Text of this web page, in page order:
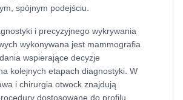
spójnym podejściu.
i precyzyjnego wykrywania
wykonywana jest mammografia
wspierające decyzje
kolejnych etapach diagnostyki. W
i chirurgia otwock znajdują
dostosowane do profilu